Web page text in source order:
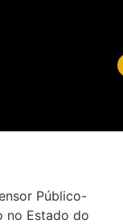
Público-
no Estado do